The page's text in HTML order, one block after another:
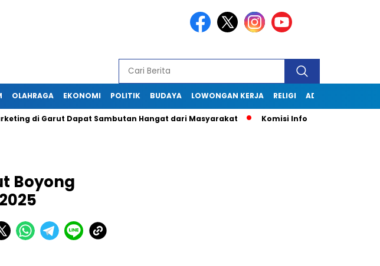
OLAHRAGA EKONOMI POLITIK BUDAYA LOWONGAN KERJA RELIGI ADVERTORIAL
di Garut Dapat Sambutan Hangat dari Masyarakat Komisi Informasi Jabar
Boyong